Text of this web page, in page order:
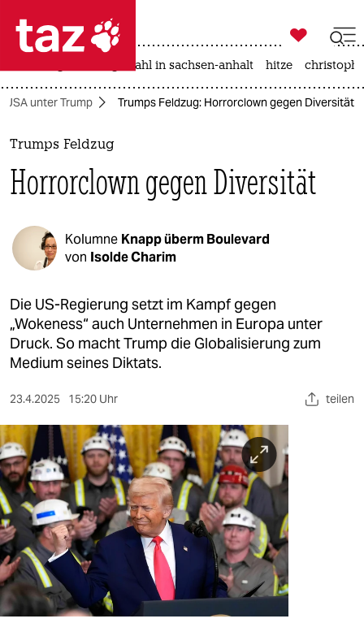
 taz zahl ich
taz zahl ich
themen
politik
öko
gesellschaft
kultur
sport
berlin
nord
wahrheit
verlag
verlag
veranstaltungen
shop
fragen & hilfe

taz zahl ich
landtagswahl in sachsen-anhalt hitze
USA unter Trump Trumps Feldzug: Horrorclown gegen Diversität
Trumps Feldzug
Horrorclown gegen Diversität
Kolumne Knapp überm Boulevard
von Isolde Charim
Die US-Regierung setzt im Kampf gegen
„Wokeness“ auch Unternehmen in Europa unter
Druck. So macht Trump die Globalisierung zum
Medium seines Diktats.
23.4.2025 15:20 Uhr teilen